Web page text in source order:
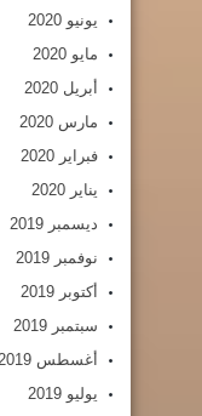
يونيو 2020
مايو 2020
أبريل 2020
مارس 2020
فبراير 2020
يناير 2020
ديسمبر 2019
نوفمبر 2019
أكتوبر 2019
سبتمبر 2019
أغسطس 2019
يوليو 2019